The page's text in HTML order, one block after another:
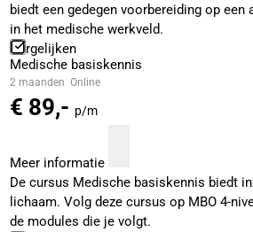
biedt een gedegen voorbereiding op
in het medische werkveld.
Vergelijken
Medische basiskennis
2 maanden Online
€ 89,- p/m
Meer informatie
De cursus Medische basiskennis biedt
lichaam. Volg deze cursus op MBO 4-
de modules die je volgt.